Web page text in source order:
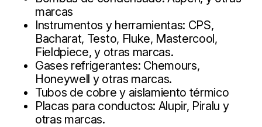
marcas
Instrumentos y herramientas: CPS,
Bacharat, Testo, Fluke, Mastercool,
Fieldpiece, y otras marcas.
Gases refrigerantes: Chemours,
Honeywell y otras marcas.
Tubos de cobre y aislamiento térmico
Placas para conductos: Alupir, Piralu y
otras marcas.